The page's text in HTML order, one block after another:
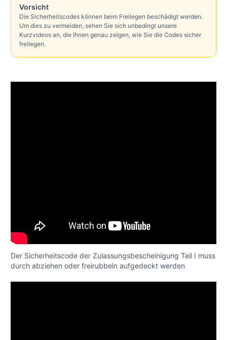
Vorsicht
Die Sicherheitscodes können beim Freilegen beschädigt werden.
Um dies zu vermeiden, sehen Sie sich unbedingt unsere
Kurzvideos an, die Ihnen genau zeigen, wie Sie die Codes sicher
freilegen.
Der Sicherheitscode der Zulassungsbescheinigung Teil I muss
durch abziehen oder freirubbeln aufgedeckt werden